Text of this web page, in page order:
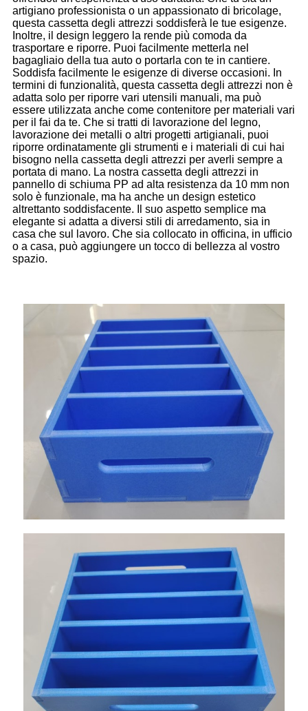
artigiano professionista o un appassionato di bricolage,
questa cassetta degli attrezzi soddisferà le tue esigenze.
Inoltre, il design leggero la rende più comoda da
trasportare e riporre. Puoi facilmente metterla nel
bagagliaio della tua auto o portarla con te in cantiere.
Soddisfa facilmente le esigenze di diverse occasioni. In
termini di funzionalità, questa cassetta degli attrezzi non è
adatta solo per riporre vari utensili manuali, ma può
essere utilizzata anche come contenitore per materiali vari
per il fai da te. Che si tratti di lavorazione del legno,
lavorazione dei metalli o altri progetti artigianali, puoi
riporre ordinatamente gli strumenti e i materiali di cui hai
bisogno nella cassetta degli attrezzi per averli sempre a
portata di mano. La nostra cassetta degli attrezzi in
pannello di schiuma PP ad alta resistenza da 10 mm non
solo è funzionale, ma ha anche un design estetico
altrettanto soddisfacente. Il suo aspetto semplice ma
elegante si adatta a diversi stili di arredamento, sia in
casa che sul lavoro. Che sia collocato in officina, in ufficio
o a casa, può aggiungere un tocco di bellezza al vostro
spazio.